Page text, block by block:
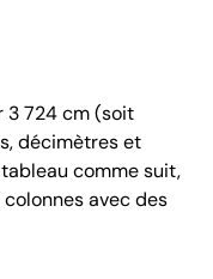
3 724 cm (soit
décimètres et
comme suit,
avec des